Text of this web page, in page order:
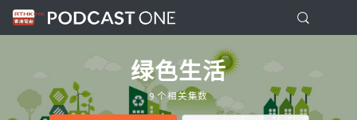
绿色生活
9 个相关集数